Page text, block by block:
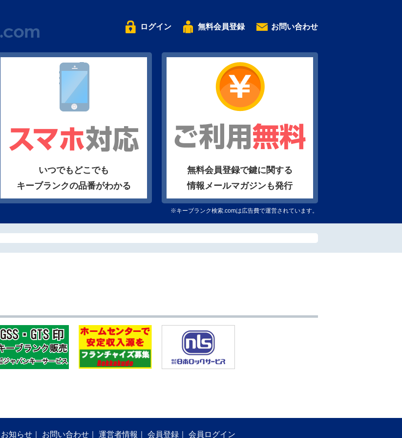
ログイン 無料会員登録 お問い合わせ
いつでもどこでも
キーブランクの品番がわかる
無料会員登録で鍵に関する
情報メールマガジンも発行
※キーブランク検索.comは広告費で運営されています。
お知らせ お問い合わせ 運営者情報 会員登録 会員ログイン